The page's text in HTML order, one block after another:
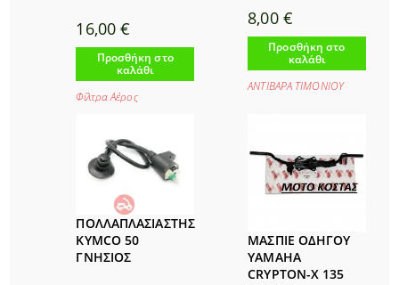
16,00€
Προσθήκη στο
καλάθι
Φίλτρα Αέρος
8,00 €
Προσθήκη στο
καλάθι
ΑΝΤΙΒΑΡΑ ΤΙΜΟΝΙΟΥ
ΠΟΛΛΑΠΛΑΣΙΑΣΤΗΣ
KYMCO 50
ΓΝΗΣΙΟΣ
ΜΑΣΠΙΕ ΟΔΗΓΟΥ
YAMAHA
CRYPTON-Χ 135